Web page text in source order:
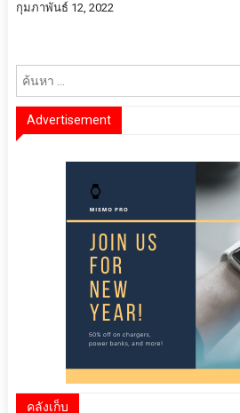
กุมภาพันธ์ 12, 2022
Advertisement
คลังเก็บ